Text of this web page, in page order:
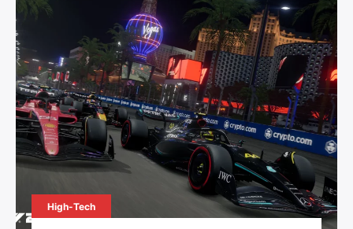
High-Tech